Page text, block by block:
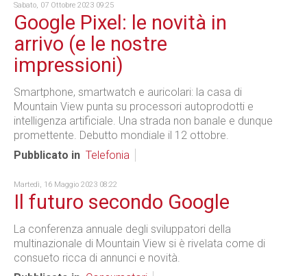
Sabato, 07 Ottobre 2023 09:25
Google Pixel: le novità in
arrivo (e le nostre
impressioni)
Smartphone, smartwatch e auricolari: la casa di
Mountain View punta su processori autoprodotti e
intelligenza artificiale. Una strada non banale e dunque
promettente. Debutto mondiale il 12 ottobre.
Pubblicato in Telefonia
Martedì, 16 Maggio 2023 08:22
Il futuro secondo Google
La conferenza annuale degli sviluppatori della
multinazionale di Mountain View si è rivelata come di
consueto ricca di annunci e novità.